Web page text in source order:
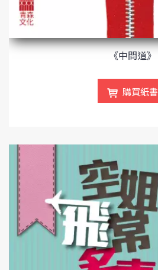
《中間道》
購買紙書